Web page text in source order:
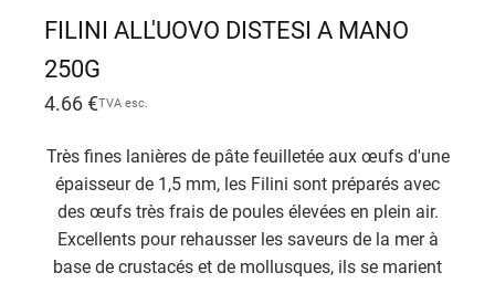
FILINI ALL'UOVO DISTESI A MANO
250G
4.66€TVA esc.
Très fines lanières de pâte feuilletée aux œufs d'une
épaisseur de 1,5 mm, les Filini sont préparés avec
des œufs très frais de poules élevées en plein air.
Excellents pour rehausser les saveurs de la mer à
base de crustacés et de mollusques, ils se marient